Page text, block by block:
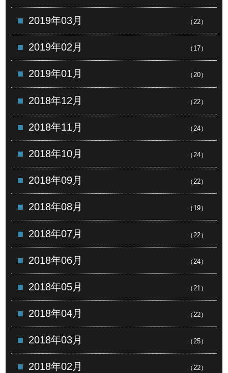
2019年03月 （22）
2019年02月 （17）
2019年01月 （20）
2018年12月 （22）
2018年11月 （24）
2018年10月 （24）
2018年09月 （22）
2018年08月 （19）
2018年07月 （22）
2018年06月 （24）
2018年05月 （21）
2018年04月 （22）
2018年03月 （25）
2018年02月 （22）